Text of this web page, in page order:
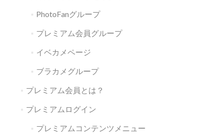
PhotoFanグループ
プレミアム会員グループ
イベカメページ
ブラカメグループ
プレミアム会員とは？
プレミアムログイン
プレミアムコンテンツメニュー